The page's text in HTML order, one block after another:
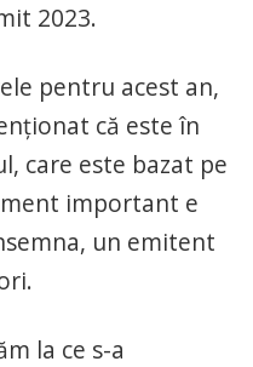
2023.
pentru acest an,
că este în
care este bazat pe
important e
un emitent
la ce s-a